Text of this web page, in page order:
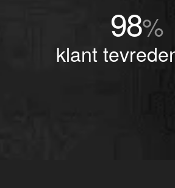
98%
klant